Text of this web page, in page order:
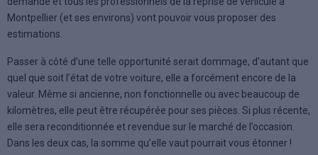
Montpellier (et ses environs) vont pouvoir vous proposer des
estimations.
Passer à côté d’une telle opportunité serait dommage, d’autant que
quel que soit l’état de votre voiture, elle a forcément encore de la
valeur. Même si ancienne, non fonctionnelle ou avec beaucoup de
kilomètres, elle peut être récupérée pour ses pièces. Si plus récente,
elle sera reconditionnée et revendue sur le marché de l’occasion.
Dans les deux cas, la somme qu’elle vaut pourrait vous étonner !